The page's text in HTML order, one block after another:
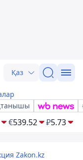
Қаз
€539.52 ₽5.73
Zakon.kz